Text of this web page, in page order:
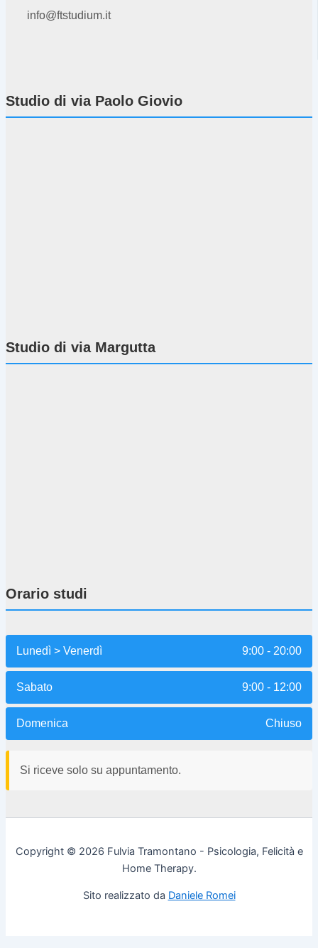
info@ftstudium.it
Studio di via Paolo Giovio
Studio di via Margutta
Orario studi
Lunedì > Venerdì 9:00 - 20:00
Sabato 9:00 - 12:00
Domenica Chiuso
Si riceve solo su appuntamento.
Copyright © 2026 Fulvia Tramontano - Psicologia, Felicità e
Home Therapy.
Sito realizzato da Daniele Romei